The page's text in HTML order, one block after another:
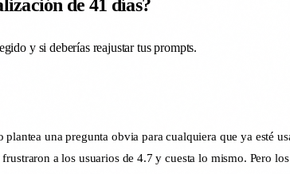
de 41 días?
y si deberías reajustar tus prompts.
una pregunta obvia para cualquiera que ya esté
a los usuarios de 4.7 y cuesta lo mismo. Pero